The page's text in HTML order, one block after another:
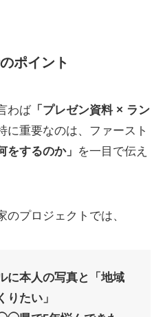
ポイント
わば「プレゼン資料 × ラン
に重要なのは、ファースト
をするのか」 を一目で伝え
プロジェクトでは、
に本人の写真と「地域
りたい」